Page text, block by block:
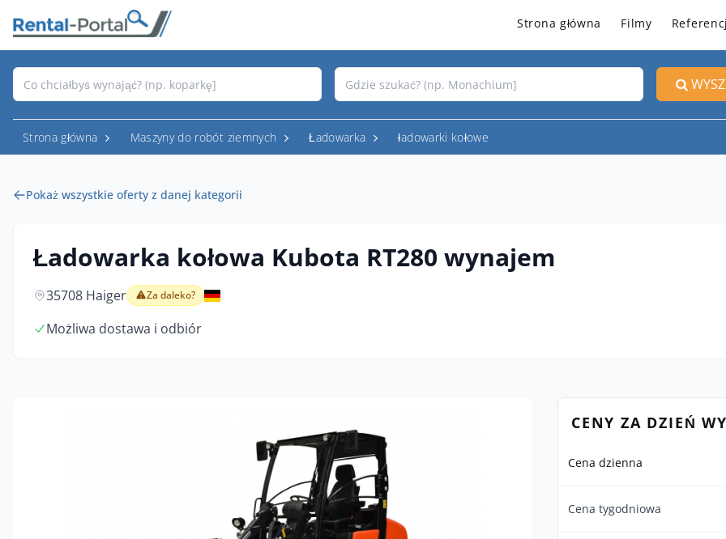
Strona główna Filmy
Strona główna Maszyny do robót ziemnych Ładowarka ładowarki kołowe
Pokaż wszystkie oferty z danej kategorii
Ładowarka kołowa Kubota RT280 wynajem
35708 Haiger Za daleko?
Możliwa dostawa i odbiór
CENY ZA DZIEŃ
Cena dzienna
Cena tygodniowa